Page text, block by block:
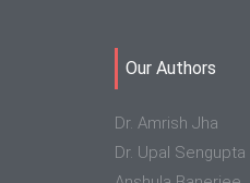
Our Authors
Dr. Amrish Jha
Dr. Upal Sengupta